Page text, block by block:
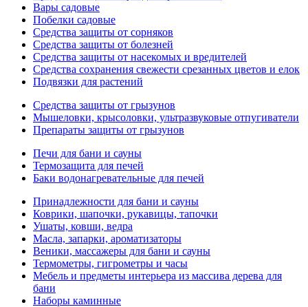
Вары садовые
Побелки садовые
Средства защиты от сорняков
Средства защиты от болезней
Средства защиты от насекомых и вредителей
Средства сохранения свежести срезанных цветов и елок
Подвязки для растений
Средства защиты от грызунов
Мышеловки, крысоловки, ультразвуковые отпугиватели
Препараты защиты от грызунов
Печи для бани и сауны
Термозащита для печей
Баки водонагревательные для печей
Принадлежности для бани и сауны
Коврики, шапочки, рукавицы, тапочки
Ушаты, ковши, ведра
Масла, запарки, ароматизаторы
Веники, массажеры для бани и сауны
Термометры, гигрометры и часы
Мебель и предметы интерьера из массива дерева для
бани
Наборы каминные